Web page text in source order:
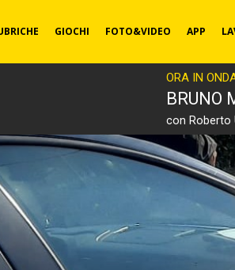
GIOCHI FOTO&VIDEO APP
ORA IN
BRUNO
con Roberto